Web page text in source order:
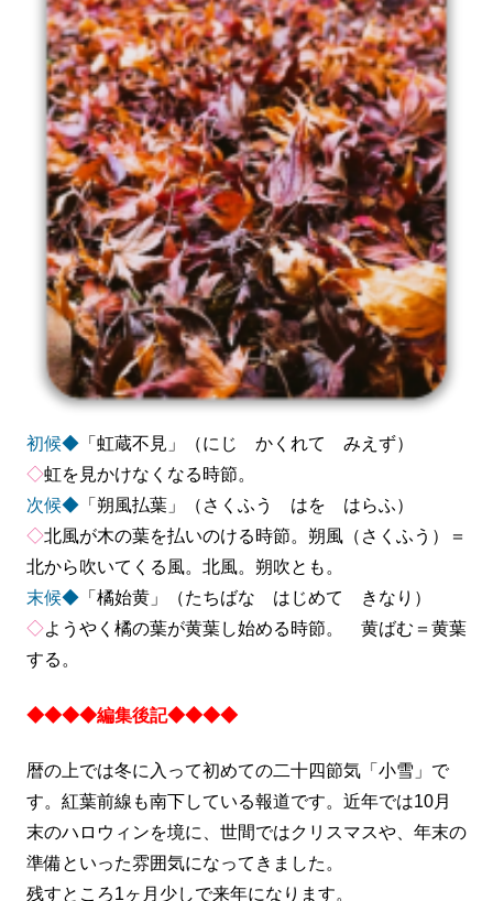
初候◆ 「虹蔵不見」（にじ かくれて みえず）
◇虹を見かけなくなる時節。
次候◆ 「朔風払葉」（さくふう はを はらふ）
◇北風が木の葉を払いのける時節。朔風（さくふう）＝
北から吹いてくる風。北風。朔吹とも。
末候◆ 「橘始黄」（たちばな はじめて きなり）
◇ようやく橘の葉が黄葉し始める時節。 黄ばむ＝黄葉
する。
◆◆◆◆編集後記◆◆◆◆
暦の上では冬に入って初めての二十四節気「小雪」で
す。紅葉前線も南下している報道です。近年では10月
末のハロウィンを境に、世間ではクリスマスや、年末の
準備といった雰囲気になってきました。
残すところ1ヶ月少しで来年になります。